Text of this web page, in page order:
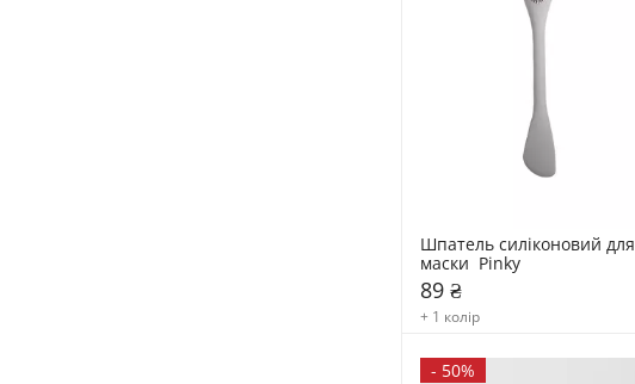
Шпатель силіконовий для
маски  Pinky
89 ₴
+ 1 колір
- 50%